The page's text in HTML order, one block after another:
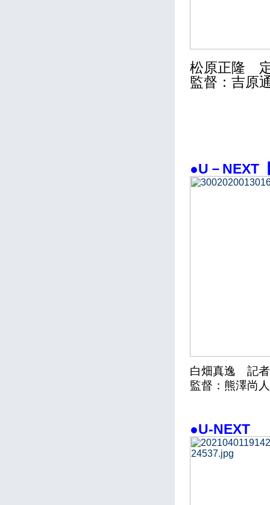
松原正隆
監督：吉原
●U－NEXT
白畑真逸 記
監督：熊澤尚人
●U-NEXT